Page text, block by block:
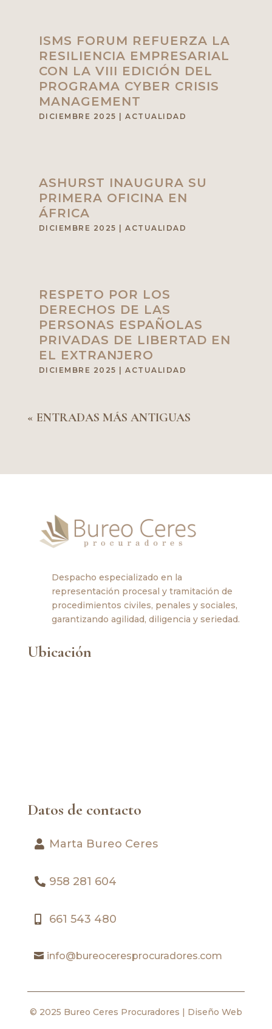
ISMS FORUM REFUERZA LA
RESILIENCIA EMPRESARIAL
CON LA VIII EDICIÓN DEL
PROGRAMA CYBER CRISIS
MANAGEMENT
DICIEMBRE 2025 |ACTUALIDAD
ASHURST INAUGURA SU
PRIMERA OFICINA EN
ÁFRICA
DICIEMBRE 2025 |ACTUALIDAD
RESPETO POR LOS
DERECHOS DE LAS
PERSONAS ESPAÑOLAS
PRIVADAS DE LIBERTAD EN
EL EXTRANJERO
DICIEMBRE 2025 |ACTUALIDAD
« ENTRADAS MÁS ANTIGUAS
Despacho especializado en la
representación procesal y tramitación de
procedimientos civiles, penales y sociales,
garantizando agilidad, diligencia y seriedad.
Ubicación
Datos de contacto
Marta Bureo Ceres
958 281 604
661 543 480
info@bureoceresprocuradores.com
© 2025 Bureo Ceres Procuradores | Diseño Web